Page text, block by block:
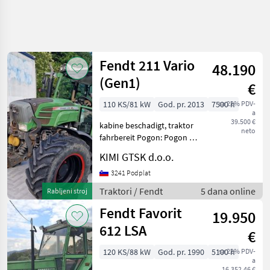
Kategorija 4 Država Filtri
TRENUTNA
STAZA
Poljoprivredna
tehnika
Traktori
Standardni
Traktori
Traktori
Tockasi
Fendt
ODABERITE
KATEGORIJU
Poništi
Prikaži 5
rezultata
Rabljeni stroj
Fendt 211 Vario
(Gen1)
48.190
€
sa 22% PDV-
a
39.500 €
neto
110 KS/81 kW God. pr. 2013
7500 h
kabine beschadigt, traktor
fahrbereit Pogon: Pogon na
Automatska transmisija/
mjenjač, Platforma: Kabina,
Broj obrtaja priključnog
vratila/ kardana (o
KIMI GTSK d.o.o.
3241 Podplat
Traktori / Fendt 5 dana online
Fendt Favorit
612 LSA
19.950
€
sa 22% PDV-
a
120 KS/88 kW God. pr. 1990
5100 h